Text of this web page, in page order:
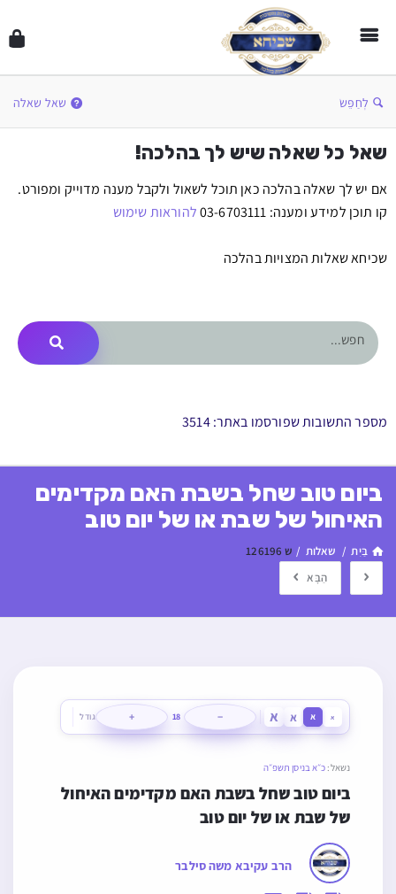
לְחַפֵּשׂ שאל שאלה
שאל כל שאלה שיש לך בהלכה!
אם יש לך שאלה בהלכה כאן תוכל לשאול ולקבל מענה מדוייק ומפורט.
קו תוכן למידע ומענה: 03-6703111
להוראות שימוש
שכיחא שאלות המצויות בהלכה
מספר התשובות שפורסמו באתר: 3514
ביום טוב שחל בשבת האם מקדימים
האיחול של שבת או של יום טוב
בַּיִת / שאלות / ש 126196
הַבָּא
א א א א −
18
+ גודל
נשאל: כ״א בניסן תשפ״ה
ביום טוב שחל בשבת האם מקדימים האיחול
של שבת או של יום טוב
הרב עקיבא משה סילבר